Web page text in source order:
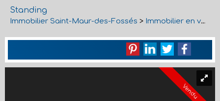
Standing
Immobilier Saint-Maur-des-Fossés > Immobilier en vente Saint-Maur-des-Fossés
Vendu